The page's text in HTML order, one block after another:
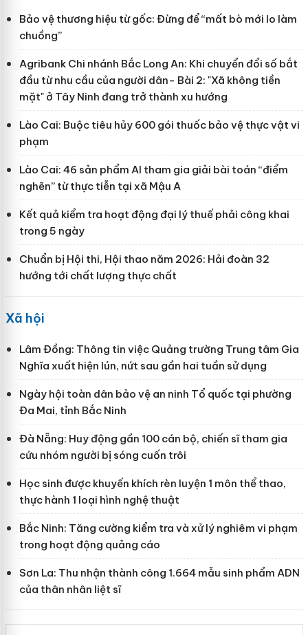
Bảo vệ thương hiệu từ gốc: Đừng để “mất bò mới lo làm
chuồng”
Agribank Chi nhánh Bắc Long An: Khi chuyển đổi số bắt
đầu từ nhu cầu của người dân- Bài 2: "Xã không tiền
mặt" ở Tây Ninh đang trở thành xu hướng
Lào Cai: Buộc tiêu hủy 600 gói thuốc bảo vệ thực vật vi
phạm
Lào Cai: 46 sản phẩm AI tham gia giải bài toán “điểm
nghẽn” từ thực tiễn tại xã Mậu A
Kết quả kiểm tra hoạt động đại lý thuế phải công khai
trong 5 ngày
Chuẩn bị Hội thi, Hội thao năm 2026: Hải đoàn 32
hướng tới chất lượng thực chất
Xã hội
Lâm Đồng: Thông tin việc Quảng trường Trung tâm Gia
Nghĩa xuất hiện lún, nứt sau gần hai tuần sử dụng
Ngày hội toàn dân bảo vệ an ninh Tổ quốc tại phường
Đa Mai, tỉnh Bắc Ninh
Đà Nẵng: Huy động gần 100 cán bộ, chiến sĩ tham gia
cứu nhóm người bị sóng cuốn trôi
Học sinh được khuyến khích rèn luyện 1 môn thể thao,
thực hành 1 loại hình nghệ thuật
Bắc Ninh: Tăng cường kiểm tra và xử lý nghiêm vi phạm
trong hoạt động quảng cáo
Sơn La: Thu nhận thành công 1.664 mẫu sinh phẩm ADN
của thân nhân liệt sĩ